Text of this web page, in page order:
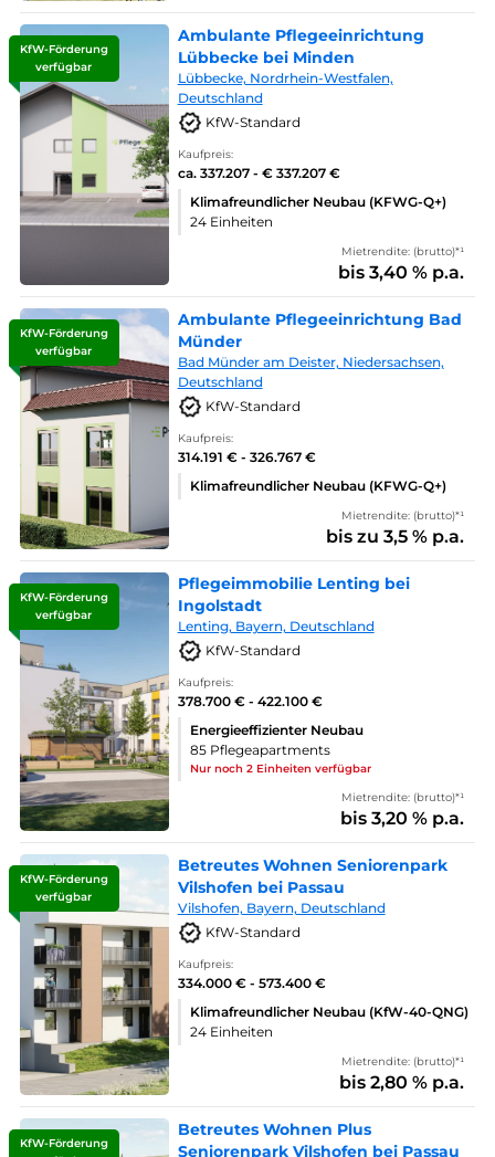
KfW-Förderung
verfügbar
Ambulante Pflegeeinrichtung
Lübbecke bei Minden
Lübbecke, Nordrhein-Westfalen,
Deutschland
KfW-Standard
Kaufpreis:
ca. 337.207 - € 337.207 €
Klimafreundlicher Neubau (KFWG-Q+)
24 Einheiten
Mietrendite: (brutto)*¹
bis 3,40 % p.a.
KfW-Förderung
verfügbar
Ambulante Pflegeeinrichtung Bad
Münder
Bad Münder am Deister, Niedersachsen,
Deutschland
KfW-Standard
Kaufpreis:
314.191 € - 326.767 €
Klimafreundlicher Neubau (KFWG-Q+)
Mietrendite: (brutto)*¹
bis zu 3,5 % p.a.
KfW-Förderung
verfügbar
Pflegeimmobilie Lenting bei
Ingolstadt
Lenting, Bayern, Deutschland
KfW-Standard
Kaufpreis:
378.700 € - 422.100 €
Energieeffizienter Neubau
85 Pflegeapartments
Nur noch 2 Einheiten verfügbar
Mietrendite: (brutto)*¹
bis 3,20 % p.a.
KfW-Förderung
verfügbar
Betreutes Wohnen Seniorenpark
Vilshofen bei Passau
Vilshofen, Bayern, Deutschland
KfW-Standard
Kaufpreis:
334.000 € - 573.400 €
Klimafreundlicher Neubau (KfW-40-QNG)
24 Einheiten
Mietrendite: (brutto)*¹
bis 2,80 % p.a.
KfW-Förderung
Betreutes Wohnen Plus
Seniorenpark Vilshofen bei Passau